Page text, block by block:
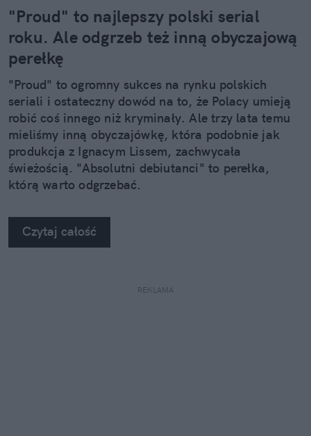
"Proud" to najlepszy polski serial
roku. Ale odgrzeb też inną obyczajową
perełkę
"Proud" to ogromny sukces na rynku polskich
seriali i ostateczny dowód na to, że Polacy umieją
robić coś innego niż kryminały. Ale trzy lata temu
mieliśmy inną obyczajówkę, która podobnie jak
produkcja z Ignacym Lissem, zachwycała
świeżością. "Absolutni debiutanci" to perełka,
którą warto odgrzebać.
Czytaj całość
REKLAMA